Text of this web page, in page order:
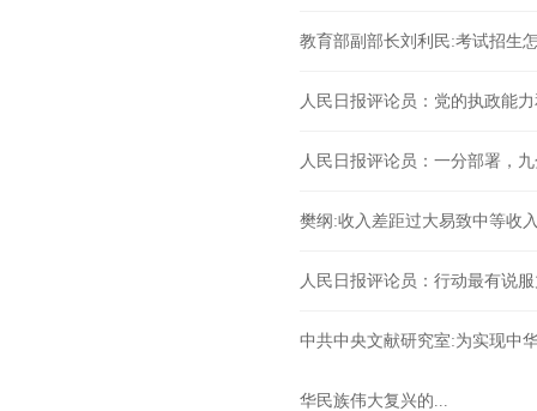
教育部副部长刘利民:考试招生
人民日报评论员：党的执政能
人民日报评论员：一分部署，
樊纲:收入差距过大易致中等收
人民日报评论员：行动最有说
中共中央文献研究室:为实现中
华民族伟大复兴的...